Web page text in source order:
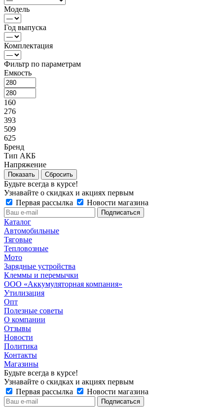
Модель
Год выпуска
Комплектация
Фильтр по параметрам
Емкость
160
276
393
509
625
Бренд
Тип АКБ
Напряжение
Сбросить
Будьте всегда в курсе!
Узнавайте о скидках и акциях первым
Первая рассылка
Новости магазина
Каталог
Автомобильные
Тяговые
Тепловозные
Мото
Зарядные устройства
Клеммы и перемычки
ООО «Аккумуляторная компания»
Утилизация
Опт
Полезные советы
О компании
Отзывы
Новости
Политика
Контакты
Магазины
Будьте всегда в курсе!
Узнавайте о скидках и акциях первым
Первая рассылка
Новости магазина